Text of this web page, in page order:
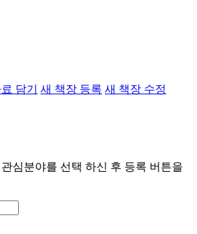
담기 새 책장 등록 새 책장 수정
심분야를 선택 하신 후 등록 버튼을